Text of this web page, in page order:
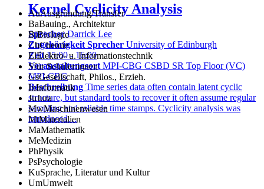
Kernel Cyclicity Analysis
SprecherDarrick Lee
Zugehörigkeit Sprecher University of Edinburgh
Zeit15:00 - 16:00
Veranstaltungsort MPI-CBG CSBD SR Top Floor (VC)
MPI-CBG
Beschreibung Time series data often contain latent cyclic
structure, but standard tools to recover it often assume regular
sampling and reliable time stamps. Cyclicity analysis was
introduced…
AuAusgründung/Transfer
BaBauing., Architektur
BiBiologie
ChChemie
ElElektro- u. Informationstechnik
Sfür Schüler:innen
GsGesellschaft, Philos., Erzieh.
InInformatik
JuJura
MwMaschinenwesen
MtMaterialien
MaMathematik
MeMedizin
PhPhysik
PsPsychologie
KuSprache, Literatur und Kultur
UmUmwelt